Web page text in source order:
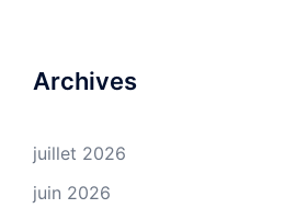
Archives
juillet 2026
juin 2026